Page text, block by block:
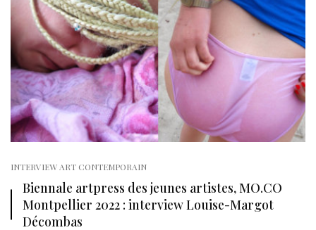
INTERVIEW ART CONTEMPORAIN
Biennale artpress des jeunes artistes, MO.CO
Montpellier 2022 : interview Louise-Margot
Décombas